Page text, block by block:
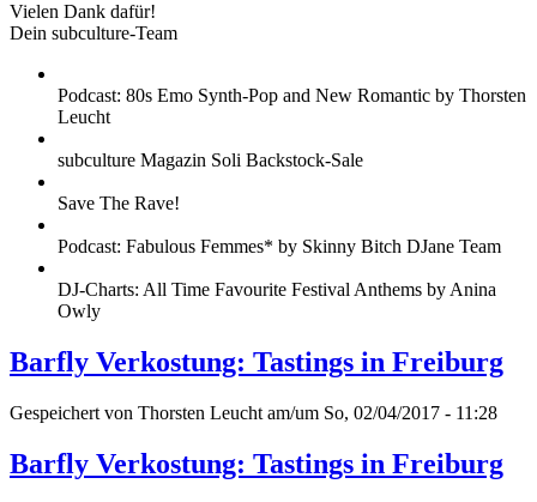
Vielen Dank dafür!
Dein subculture-Team
Podcast: 80s Emo Synth-Pop and New Romantic by Thorsten
Leucht
subculture Magazin Soli Backstock-Sale
Save The Rave!
Podcast: Fabulous Femmes* by Skinny Bitch DJane Team
DJ-Charts: All Time Favourite Festival Anthems by Anina
Owly
Barfly Verkostung: Tastings in Freiburg
Gespeichert von Thorsten Leucht am/um So, 02/04/2017 - 11:28
Barfly Verkostung: Tastings in Freiburg